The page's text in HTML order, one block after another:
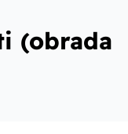
(obrada